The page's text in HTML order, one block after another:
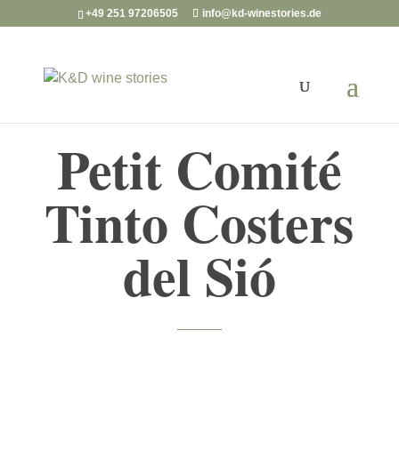
+49 251 97206505 info@kd-winestories.de
Petit Comité
Tinto Costers
del Sió